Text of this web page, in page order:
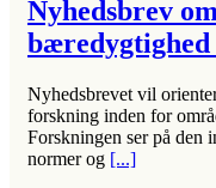
Nyhedsbrev
bæredygtighed
Nyhedsbrevet vil
forskning inden for
Forskningen ser på den
normer og [...]